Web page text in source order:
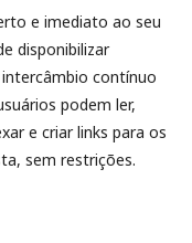
e imediato ao seu
disponibilizar
contínuo
podem ler,
e criar links para os
sem restrições.